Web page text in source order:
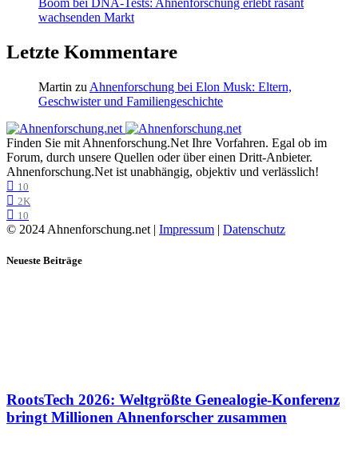
wachsenden Markt
Letzte Kommentare
Martin zu Ahnenforschung bei Elon Musk: Eltern,
Geschwister und Familiengeschichte
Finden Sie mit Ahnenforschung.Net Ihre Vorfahren. Egal ob im
Forum, durch unsere Quellen oder über einen Dritt-Anbieter.
Ahnenforschung.Net ist unabhängig, objektiv und verlässlich!
10
2K
10
© 2024 Ahnenforschung.net | Impressum | Datenschutz
Neueste Beiträge
RootsTech 2026: Weltgrößte Genealogie-Konferenz
bringt Millionen Ahnenforscher zusammen